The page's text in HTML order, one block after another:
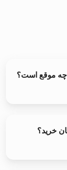
چه موقع است؟
خرید؟